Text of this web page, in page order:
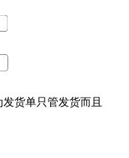
货单只管发货而且